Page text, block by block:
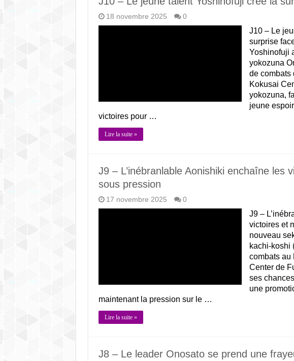
18 novembre 2025 0
J10 – Le
surprise
Yoshinofuji
yokozuna
de combats
Kokusai
yokozuna,
jeune
victoires pour …
Lire la suite »
J9 – L’inébranlable Aonishiki enchaîne les
sous pression
17 novembre 2025 0
J9 –
victoires et
nouveau
kachi-koshi
combats au
Center de
ses
une
maintenant la pression sur le …
Lire la suite »
J8 – Le leader Onosato se prend une